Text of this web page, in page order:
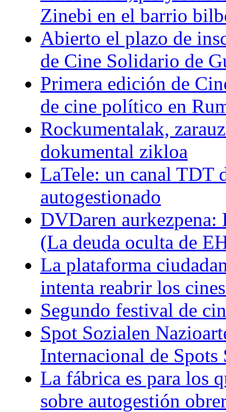
Zinebi en el barrio
Abierto el plazo de
de Cine Solidario de
Primera edición de
de cine político en
Rockumentalak,
dokumental zikloa
LaTele: un canal TDT
autogestionado
DVDaren
(La deuda oculta de
La plataforma
intenta reabrir los
Segundo festival de
Spot Sozialen
Internacional de Spots
La fábrica es para los
sobre autogestión